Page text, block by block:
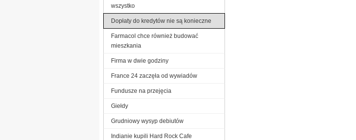
wszystko
Dopłaty do kredytów nie są konieczne
Farmacol chce również budować
mieszkania
Firma w dwie godziny
France 24 zaczęła od wywiadów
Fundusze na przejęcia
Giełdy
Grudniowy wysyp debiutów
Indianie kupili Hard Rock Cafe